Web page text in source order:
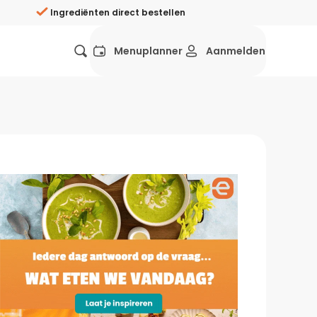
Ingrediënten direct bestellen
Gezonde recepten
Recepten avondeten
Makkelijke recepten
Menuplanner Aanmelden